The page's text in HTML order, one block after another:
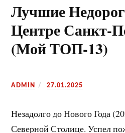
Лучшие
Центре Санкт-
(Мой ТОП-13)
ADMIN 27.01.2025
Незадолго до Нового Года
Северной Столице. Успел